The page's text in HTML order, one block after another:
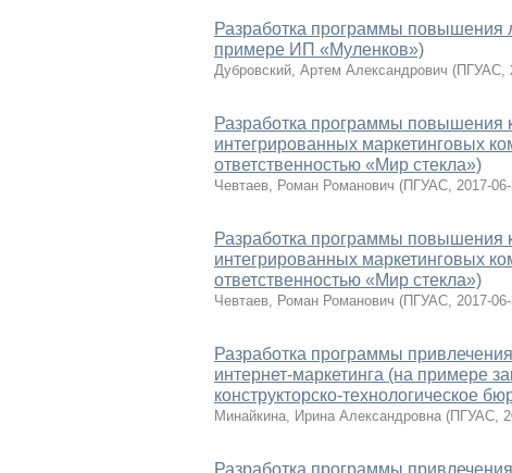
Разработка программы повышения
примере ИП «Муленков»)
Дубровский, Артем Александрович (ПГУАС,
Разработка программы повышения
интегрированных маркетинговых
ответственностью «Мир стекла»)
Чевтаев, Роман Романович (ПГУАС, 2017-
Разработка программы повышения
интегрированных маркетинговых
ответственностью «Мир стекла»)
Чевтаев, Роман Романович (ПГУАС, 2017-
Разработка программы
интернет-маркетинга (на примере
конструкторско-технологическое
Минайкина, Ирина Александровна (ПГУАС,
Разработка программы